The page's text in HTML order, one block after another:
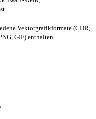
Vektorgrafikformate (CDR,
GIF) enthalten.